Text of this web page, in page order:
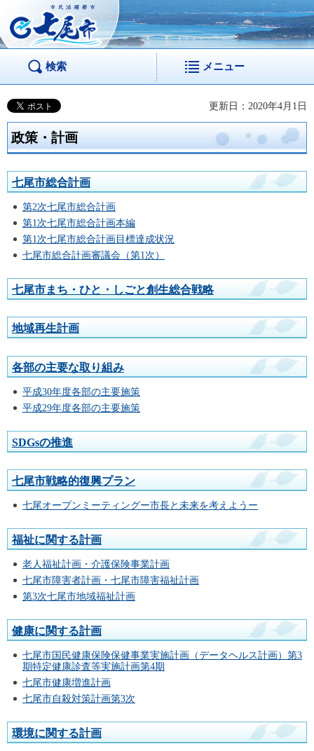
市民活躍都市 七尾
市
検索 メニュー
更新日：2020年4月1日
政策・計画
七尾市総合計画
第2次七尾市総合計画
第1次七尾市総合計画本編
第1次七尾市総合計画目標達成状況
七尾市総合計画審議会（第1次）
七尾市まち・ひと・しごと創生総合戦略
地域再生計画
各部の主要な取り組み
平成30年度各部の主要施策
平成29年度各部の主要施策
SDGsの推進
七尾市戦略的復興プラン
七尾オープンミーティングー市長と未来を考えようー
福祉に関する計画
老人福祉計画・介護保険事業計画
七尾市障害者計画・七尾市障害福祉計画
第3次七尾市地域福祉計画
健康に関する計画
七尾市国民健康保険保健事業実施計画（データヘルス計画）第3
期特定健康診査等実施計画第4期
七尾市健康増進計画
七尾市自殺対策計画第3次
環境に関する計画